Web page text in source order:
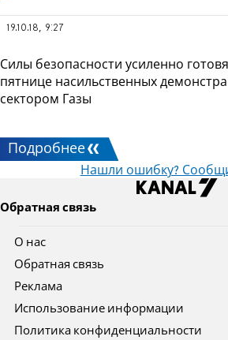
19.10.18, 9:27
Силы безопасности усиленно
пятнице насильственных
сектором Газы
Подробнее
Нашли ошибку?
Обратная связь
О нас
Обратная связь
Реклама
Использование информации
Политика конфиденциальности